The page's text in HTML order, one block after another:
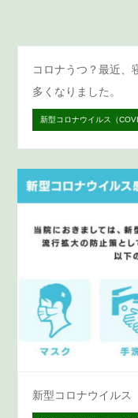
コロナうつ？最近、
多くなりました。
新型コロナウイルス（
新型コロナウイルス